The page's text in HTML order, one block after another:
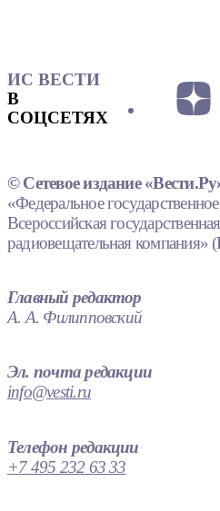
ИС ВЕСТИ
В
СОЦСЕТЯХ
© Сетевое издание
«Федеральное
Всероссийская
радиовещательная
Главный редактор
А. А. Филипповский
Эл. почта редакции
info@vesti.ru
Телефон редакции
+7 495 232 63 33